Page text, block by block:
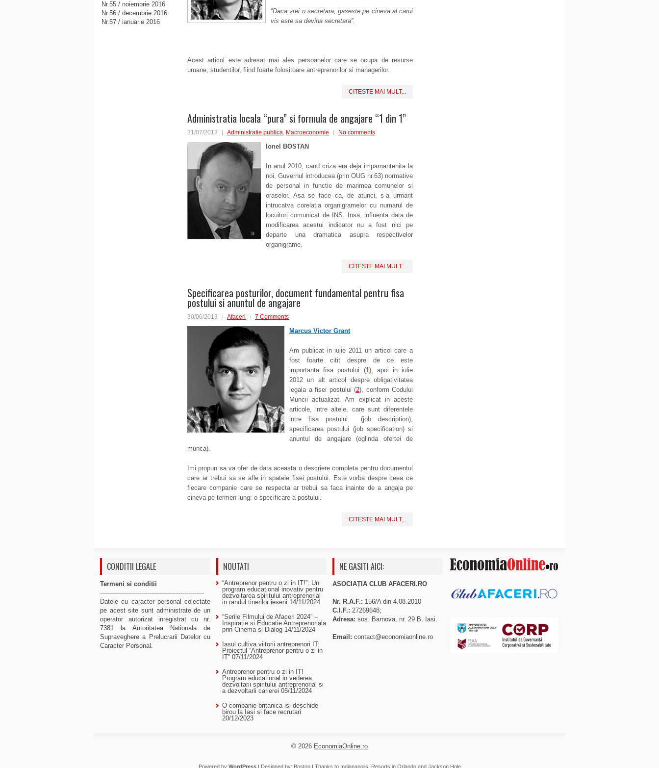
“Daca vrei o secretara, gaseste pe cineva al carui
vis este sa devina secretara”.
Acest articol este adresat mai ales persoanelor care se ocupa de resurse
umane, studentilor, fiind foarte folositoare antreprenorilor si managerilor.
CITESTE MAI MULT...
Administratia locala “pura” si formula de angajare “1 din 1”
31/07/2013 Administratie publica Macroeconomie No comments
Ionel BOSTAN
In anul 2010, cand criza era deja impamantenita la
noi, Guvernul introducea (prin OUG nr.63) normative
de personal in functie de marimea comunelor si
oraselor. Asa se face ca, de atunci, s-a urmarit
intrucatva corelatia organigramelor cu numarul de
locuitori comunicat de INS. Insa, influenta data de
modificarea acestui indicator nu a fost nici pe
departe una dramatica asupra respectivelor
organigrame.
CITESTE MAI MULT...
Specificarea posturilor, document fundamental pentru fisa
postului si anuntul de angajare
30/06/2013 Afaceri 7 Comments
Marcus Victor Grant
Am publicat in iulie 2011 un articol care a
fost foarte citit despre de ce este
importanta fisa postului (1), apoi in iulie
2012 un alt articol despre obligativitatea
legala a fisei postului (2), conform Codului
Muncii actualizat. Am explicat in aceste
articole, intre altele, care sunt diferentele
intre fisa postului (job description),
specificarea postului (job specification) si
anuntul de angajare (oglinda ofertei de
munca).
Imi propun sa va ofer de data aceasta o descriere completa pentru documentul
care ar trebui sa se afle in spatele fisei postului. Este vorba despre ceea ce
fiecare companie care se respecta ar trebui sa faca inainte de a angaja pe
cineva pe termen lung: o specificare a postului.
CITESTE MAI MULT...
Nr.55 / noiembrie 2016
Nr.56 / decembrie 2016
Nr.57 / ianuarie 2016
CONDITII LEGALE
Termeni si conditii
-----------------------------------------------------
Datele cu caracter personal colectate
pe acest site sunt administrate de un
operator autorizat inregistrat cu nr.
7381 la Autoritatea Nationala de
Supraveghere a Prelucrarii Datelor cu
Caracter Personal.
NOUTATI
“Antreprenor pentru o zi in IT!”: Un
program educational inovativ pentru
dezvoltarea spiritului antreprenorial
in randul tinerilor ieseni 14/11/2024
“Serile Filmului de Afaceri 2024” –
Inspiratie si Educatie Antreprenoriala
prin Cinema si Dialog 14/11/2024
Iasul cultiva viitorii antreprenori IT:
Proiectul “Antreprenor pentru o zi in
IT” 07/11/2024
Antreprenor pentru o zi in IT!
Program educational in vederea
dezvoltarii spiritului antreprenorial si
a dezvoltarii carierei 05/11/2024
O companie britanica isi deschide
birou la Iasi si face recrutari
20/12/2023
NE GASITI AICI:
ASOCIAȚIA CLUB AFACERI.RO
Nr. R.A.F.: 156/A din 4.08.2010
C.I.F.: 27269648;
Adresa: sos. Barnova, nr. 29 B, Iasi.
Email: contact@economiaonline.ro
© 2026 EconomiaOnline.ro
Powered by WordPress| Designed by: Boston| Thanks to Indianapolis Resorts in Orlandoand Jackson Hole